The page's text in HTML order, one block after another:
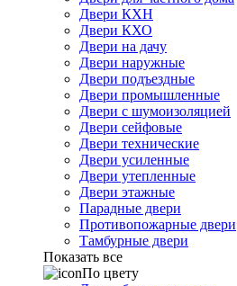
Двери КХН
Двери КХО
Двери на дачу
Двери наружные
Двери подъездные
Двери промышленные
Двери с шумоизоляцией
Двери сейфовые
Двери технические
Двери усиленные
Двери утепленные
Двери этажные
Парадные двери
Противопожарные двери
Тамбурные двери
Показать все
По цвету